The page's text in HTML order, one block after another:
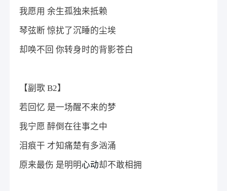
我愿用 余生孤独来抵赖
琴弦断 惊扰了沉睡的尘埃
却唤不回 你转身时的背影苍白
【副歌 B2】
若回忆 是一场醒不来的梦
我宁愿 醉倒在往事之中
泪痕干 才知痛楚有多汹涌
原来最伤 是明明心动却不敢相拥